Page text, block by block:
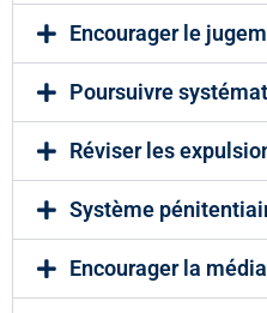
Encourager le
Poursuivre
Réviser les
Système
Encourager la